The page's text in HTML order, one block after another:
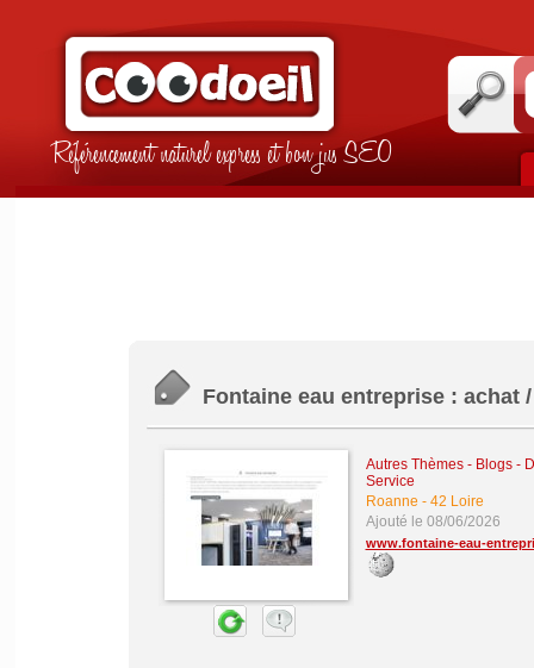
Référencement naturel express et bon jus SEO
Fontaine eau entreprise : achat
Autres Thèmes - Blogs -
Service
Roanne - 42 Loire
Ajouté le 08/06/2026
www.fontaine-eau-